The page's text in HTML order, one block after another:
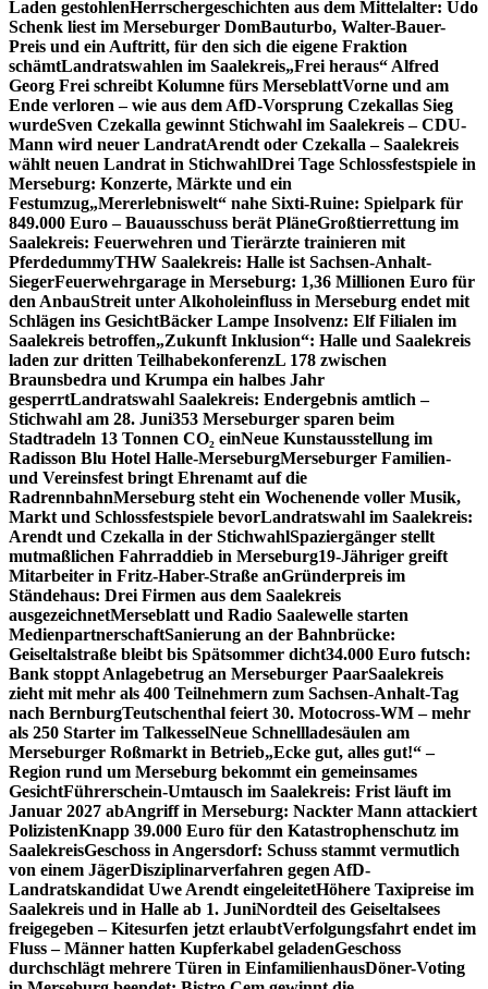
Laden gestohlenHerrschergeschichten aus dem Mittelalter: Udo
Schenk liest im Merseburger DomBauturbo, Walter-Bauer-
Preis und ein Auftritt, für den sich die eigene Fraktion
schämtLandratswahlen im Saalekreis„Frei heraus“ Alfred
Georg Frei schreibt Kolumne fürs MerseblattVorne und am
Ende verloren – wie aus dem AfD-Vorsprung Czekallas Sieg
wurdeSven Czekalla gewinnt Stichwahl im Saalekreis – CDU-
Mann wird neuer LandratArendt oder Czekalla – Saalekreis
wählt neuen Landrat in StichwahlDrei Tage Schlossfestspiele in
Merseburg: Konzerte, Märkte und ein
Festumzug„Mererlebniswelt“ nahe Sixti-Ruine: Spielpark für
849.000 Euro – Bauausschuss berät PläneGroßtierrettung im
Saalekreis: Feuerwehren und Tierärzte trainieren mit
PferdedummyTHW Saalekreis: Halle ist Sachsen-Anhalt-
SiegerFeuerwehrgarage in Merseburg: 1,36 Millionen Euro für
den AnbauStreit unter Alkoholeinfluss in Merseburg endet mit
Schlägen ins GesichtBäcker Lampe Insolvenz: Elf Filialen im
Saalekreis betroffen„Zukunft Inklusion“: Halle und Saalekreis
laden zur dritten TeilhabekonferenzL 178 zwischen
Braunsbedra und Krumpa ein halbes Jahr
gesperrtLandratswahl Saalekreis: Endergebnis amtlich –
Stichwahl am 28. Juni353 Merseburger sparen beim
Stadtradeln 13 Tonnen CO₂ einNeue Kunstausstellung im
Radisson Blu Hotel Halle-MerseburgMerseburger Familien-
und Vereinsfest bringt Ehrenamt auf die
RadrennbahnMerseburg steht ein Wochenende voller Musik,
Markt und Schlossfestspiele bevorLandratswahl im Saalekreis:
Arendt und Czekalla in der StichwahlSpaziergänger stellt
mutmaßlichen Fahrraddieb in Merseburg19-Jähriger greift
Mitarbeiter in Fritz-Haber-Straße anGründerpreis im
Ständehaus: Drei Firmen aus dem Saalekreis
ausgezeichnetMerseblatt und Radio Saalewelle starten
MedienpartnerschaftSanierung an der Bahnbrücke:
Geiseltalstraße bleibt bis Spätsommer dicht34.000 Euro futsch:
Bank stoppt Anlagebetrug an Merseburger PaarSaalekreis
zieht mit mehr als 400 Teilnehmern zum Sachsen-Anhalt-Tag
nach BernburgTeutschenthal feiert 30. Motocross-WM – mehr
als 250 Starter im TalkesselNeue Schnellladesäulen am
Merseburger Roßmarkt in Betrieb„Ecke gut, alles gut!“ –
Region rund um Merseburg bekommt ein gemeinsames
GesichtFührerschein-Umtausch im Saalekreis: Frist läuft im
Januar 2027 abAngriff in Merseburg: Nackter Mann attackiert
PolizistenKnapp 39.000 Euro für den Katastrophenschutz im
SaalekreisGeschoss in Angersdorf: Schuss stammt vermutlich
von einem JägerDisziplinarverfahren gegen AfD-
Landratskandidat Uwe Arendt eingeleitetHöhere Taxipreise im
Saalekreis und in Halle ab 1. JuniNordteil des Geiseltalsees
freigegeben – Kitesurfen jetzt erlaubtVerfolgungsfahrt endet im
Fluss – Männer hatten Kupferkabel geladenGeschoss
durchschlägt mehrere Türen in EinfamilienhausDöner-Voting